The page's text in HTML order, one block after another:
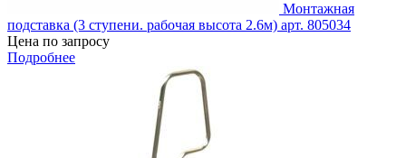
Монтажная
подставка (3 ступени. рабочая высота 2.6м) арт. 805034
Цена по запросу
Подробнее